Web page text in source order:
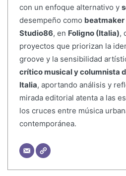
con un enfoque alternativo y
desempeño como beatmaker
Studio86, en Foligno (Italia),
proyectos que priorizan la
groove y la sensibilidad
crítico musical y columnista
Italia, aportando análisis y
mirada editorial atenta a las
los cruces entre música
contemporánea.